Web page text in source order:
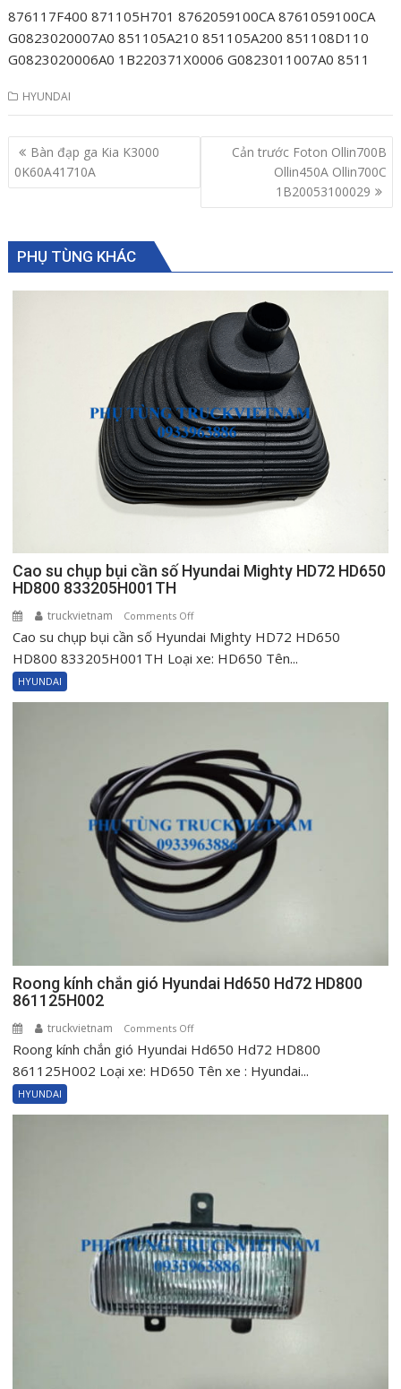
876117F400 871105H701 8762059100CA 8761059100CA
G0823020007A0 851105A210 851105A200 851108D110
G0823020006A0 1B220371X0006 G0823011007A0 8511
HYUNDAI
Post
navigation
Bàn đạp ga Kia K3000
0K60A41710A
Cản trước Foton Ollin700B
Ollin450A Ollin700C
1B20053100029
PHỤ TÙNG KHÁC
Cao su chụp bụi cần số Hyundai Mighty HD72 HD650
HD800 833205H001TH
truckvietnam Comments Offon
Cao
su
Hyundai
Mighty
HD72
HD800
833205H001TH
Cao su chụp bụi cần số Hyundai Mighty HD72 HD650
HD800 833205H001TH Loại xe: HD650 Tên...
HYUNDAI
Roong kính chắn gió Hyundai Hd650 Hd72 HD800
861125H002
truckvietnam Comments Offon
Roong
kính
861125H002
Roong kính chắn gió Hyundai Hd650 Hd72 HD800
861125H002 Loại xe: HD650 Tên xe : Hyundai...
HYUNDAI